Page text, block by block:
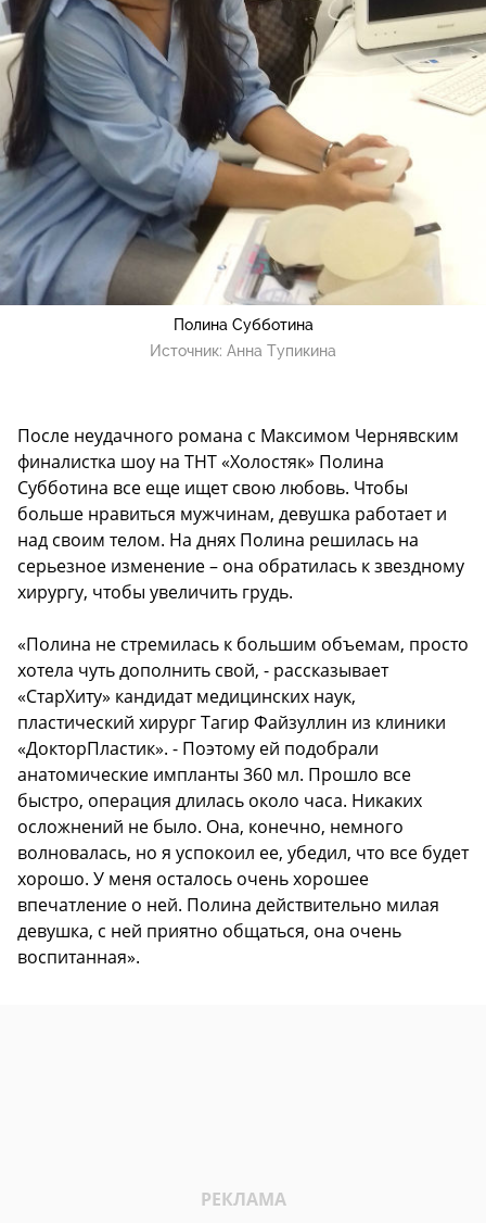
Полина Субботина
Источник: Анна Тупикина
После неудачного романа с Максимом Чернявским
финалистка шоу на ТНТ «Холостяк» Полина
Субботина все еще ищет свою любовь. Чтобы
больше нравиться мужчинам, девушка работает и
над своим телом. На днях Полина решилась на
серьезное изменение – она обратилась к звездному
хирургу, чтобы увеличить грудь.
«Полина не стремилась к большим объемам, просто
хотела чуть дополнить свой, - рассказывает
«СтарХиту» кандидат медицинских наук,
пластический хирург Тагир Файзуллин из клиники
«ДокторПластик». - Поэтому ей подобрали
анатомические импланты 360 мл. Прошло все
быстро, операция длилась около часа. Никаких
осложнений не было. Она, конечно, немного
волновалась, но я успокоил ее, убедил, что все будет
хорошо. У меня осталось очень хорошее
впечатление о ней. Полина действительно милая
девушка, с ней приятно общаться, она очень
воспитанная».